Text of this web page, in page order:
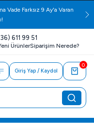
Vade Farksız 9 Ay'a Varan
611 99 51
ÜrünlerSiparişim Nerede?
Giriş Yap / Kaydol
0